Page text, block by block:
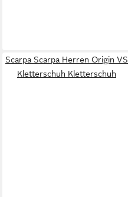
Scarpa Scarpa Herren Origin VS
Kletterschuh Kletterschuh